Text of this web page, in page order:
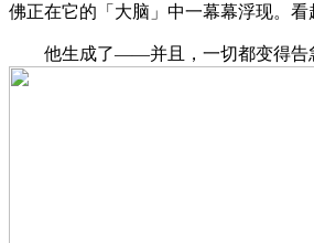
佛正在它的「大脑」中一幕幕浮现。看
他生成了——并且，一切都变得告急